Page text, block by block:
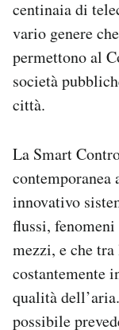
Esci
centinaia di
vario genere
permettono al
società
città.
La Smart
contemporanea
innovativo
flussi,
mezzi, e che
costantemente
qualità
possibile